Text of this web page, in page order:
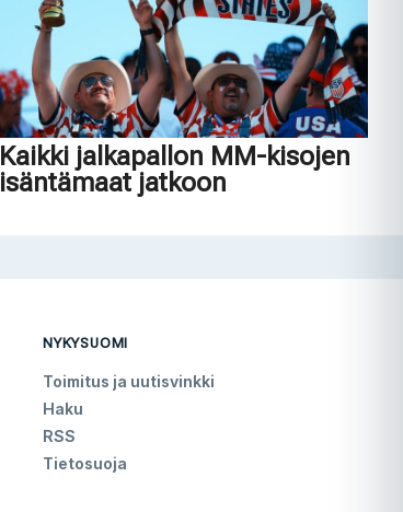
Kaikki jalkapallon MM-kisojen
isäntämaat jatkoon
NYKYSUOMI
Toimitus ja uutisvinkki
Haku
RSS
Tietosuoja